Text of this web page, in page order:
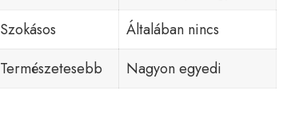
Szokásos
Általában nincs
Természetesebb
Nagyon egyedi